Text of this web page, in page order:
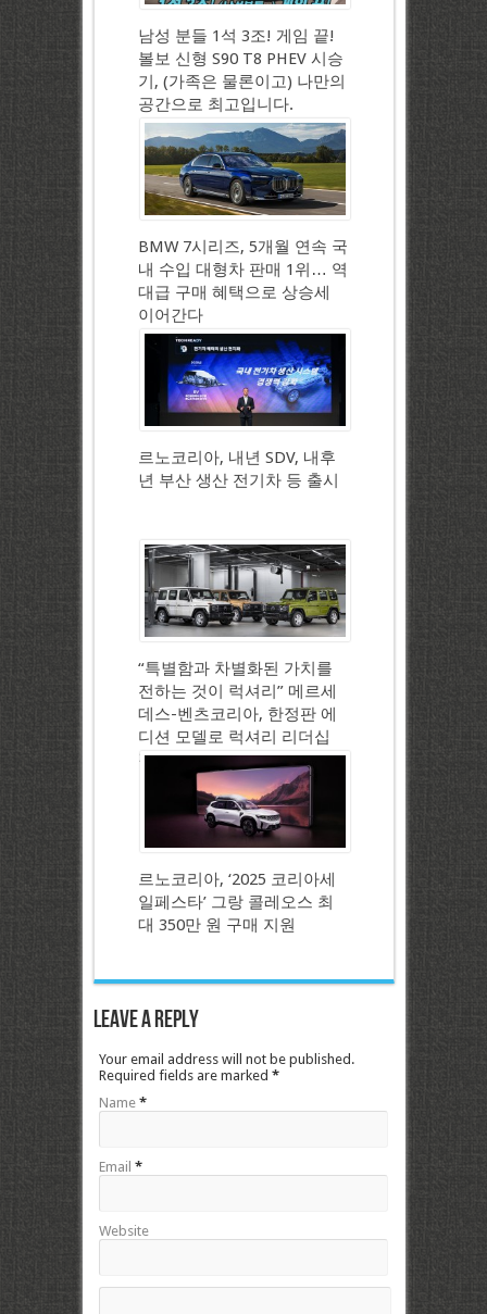
남성 분들 1석 3조! 게임 끝!
볼보 신형 S90 T8 PHEV 시승
기, (가족은 물론이고) 나만의
공간으로 최고입니다.
BMW 7시리즈, 5개월 연속 국
내 수입 대형차 판매 1위… 역
대급 구매 혜택으로 상승세
이어간다
르노코리아, 내년 SDV, 내후
년 부산 생산 전기차 등 출시
“특별함과 차별화된 가치를
전하는 것이 럭셔리” 메르세
데스-벤츠코리아, 한정판 에
디션 모델로 럭셔리 리더십
강화
르노코리아, ‘2025 코리아세
일페스타’ 그랑 콜레오스 최
대 350만 원 구매 지원
Leave a Reply
Your email address will not be published.
Required fields are marked *
Name *
Email *
Website